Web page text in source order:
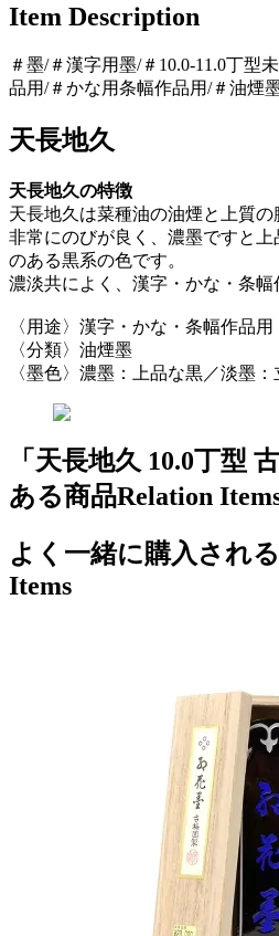
Item Description
＃墨/＃漢字用墨/＃10.0-11.0丁型
品用/＃かな用条幅作品用/＃油煙
天長地久
天長地久の特徴
天長地久は菜種油の油煙と上質の
非常にのびが良く、濃墨ですと
のある黒系の色です。
濃淡共によく、漢字・かな・条幅
〈用途〉漢字・かな・条幅作品用
〈分類〉油煙墨
〈墨色〉濃墨：上品な黒／淡墨
「天長地久 10.0丁型
ある商品Relation
よく一緒に購入され
Items